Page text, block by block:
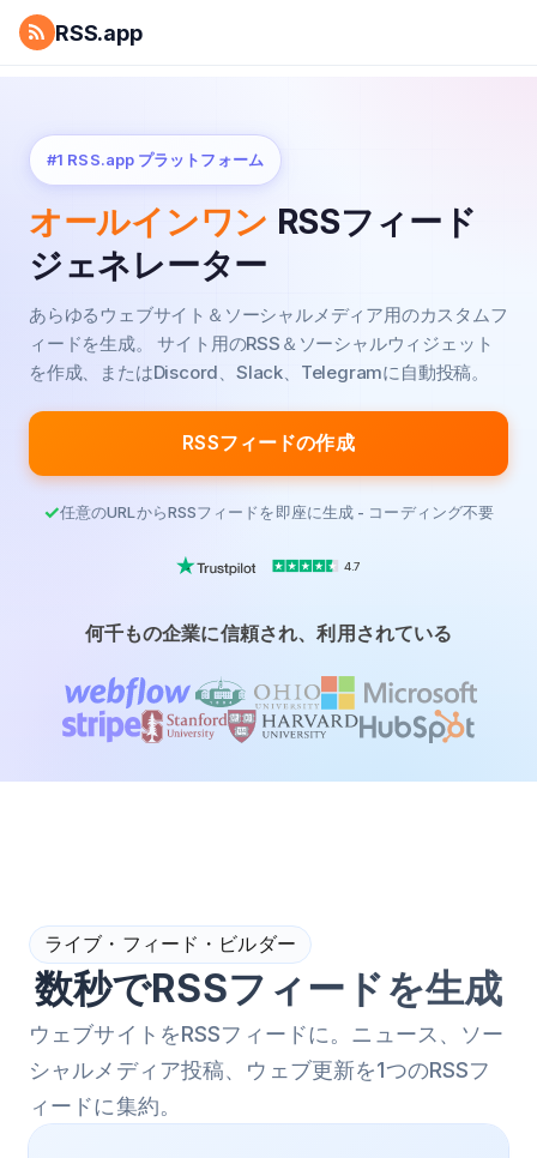
RSS.app
#1 RSS.app プラットフォーム
オールインワン RSSフィード
ジェネレーター
あらゆるウェブサイト＆ソーシャルメディア用のカスタムフ
ィードを生成。
サイト用のRSS＆ソーシャルウィジェット
を作成、またはDiscord、Slack、Telegramに自動投稿。
RSSフィードの作成
任意のURLからRSSフィードを即座に生成 - コーディング不要
4.7
何千もの企業に信頼され、利用されている
ライブ・フィード・ビルダー
数秒でRSSフィードを生成
ウェブサイトをRSSフィードに。ニュース、ソー
シャルメディア投稿、ウェブ更新を1つのRSSフ
ィードに集約。